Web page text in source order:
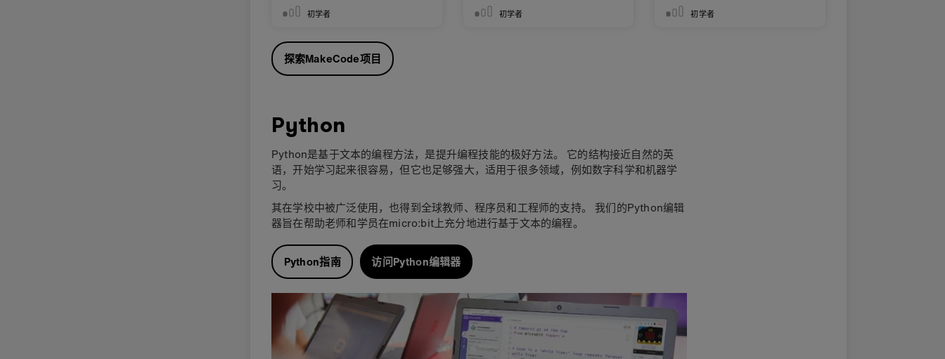
初学者 初学者 初学者
探索MakeCode项目
Python
Python是基于文本的编程方法，是提升编程技能的极好方法。 它的结构接近自然的英
语，开始学习起来很容易，但它也足够强大，适用于很多领域，例如数字科学和机器学
习。
其在学校中被广泛使用，也得到全球教师、程序员和工程师的支持。 我们的Python编辑
器旨在帮助老师和学员在micro:bit上充分地进行基于文本的编程。
Python指南 访问Python编辑器